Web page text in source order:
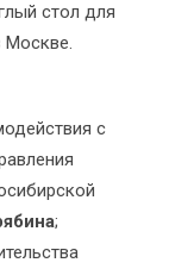
стол для
Москве.
с
;